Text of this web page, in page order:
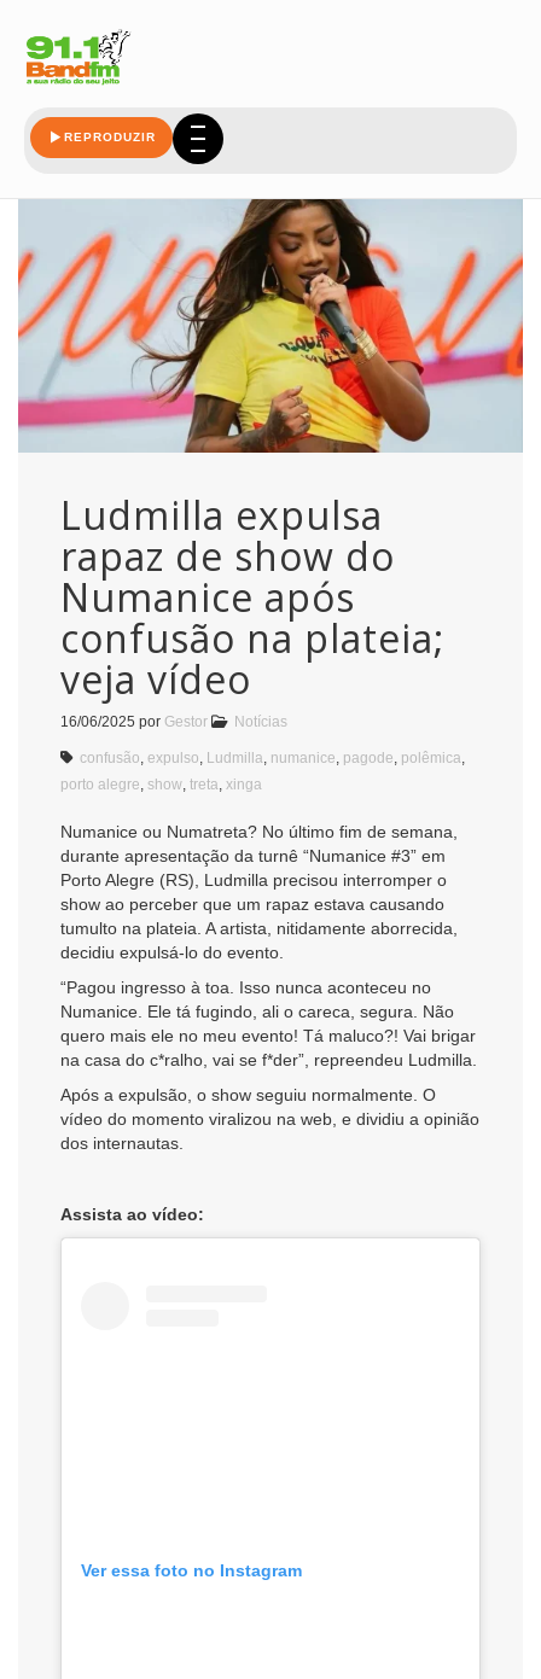
REPRODUZIR
Ludmilla expulsa
rapaz de show do
Numanice após
confusão na plateia;
veja vídeo
16/06/2025 por Gestor Notícias
confusão expulso Ludmilla numanice pagode polêmica
porto alegre show treta xinga
Numanice ou Numatreta? No último fim de semana,
durante apresentação da turnê “Numanice #3” em
Porto Alegre (RS), Ludmilla precisou interromper o
show ao perceber que um rapaz estava causando
tumulto na plateia. A artista, nitidamente aborrecida,
decidiu expulsá-lo do evento.
“Pagou ingresso à toa. Isso nunca aconteceu no
Numanice. Ele tá fugindo, ali o careca, segura. Não
quero mais ele no meu evento! Tá maluco?! Vai brigar
na casa do c*ralho, vai se f*der”, repreendeu Ludmilla.
Após a expulsão, o show seguiu normalmente. O
vídeo do momento viralizou na web, e dividiu a opinião
dos internautas.
Assista ao vídeo:
Ver essa foto no Instagram